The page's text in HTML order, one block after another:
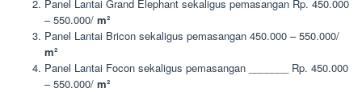
Panel Lantai Grand Elephant sekaligus pemasangan Rp. 450.000
– 550.000/ m²
Panel Lantai Bricon sekaligus pemasangan 450.000 – 550.000/
m²
Panel Lantai Focon sekaligus pemasangan _______ Rp. 450.000
– 550.000/ m²